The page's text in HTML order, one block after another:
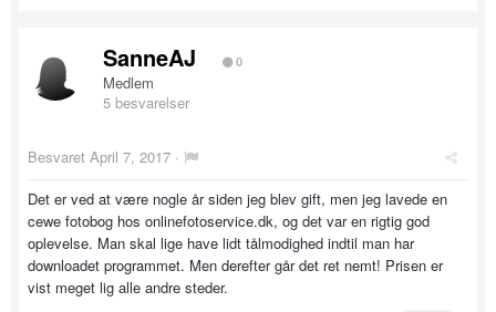
SanneAJ 0
Medlem
5 besvarelser
Besvaret April 7, 2017 ·
Det er ved at være nogle år siden jeg blev gift, men jeg lavede en
cewe fotobog hos onlinefotoservice.dk, og det var en rigtig god
oplevelse. Man skal lige have lidt tålmodighed indtil man har
downloadet programmet. Men derefter går det ret nemt! Prisen er
vist meget lig alle andre steder.